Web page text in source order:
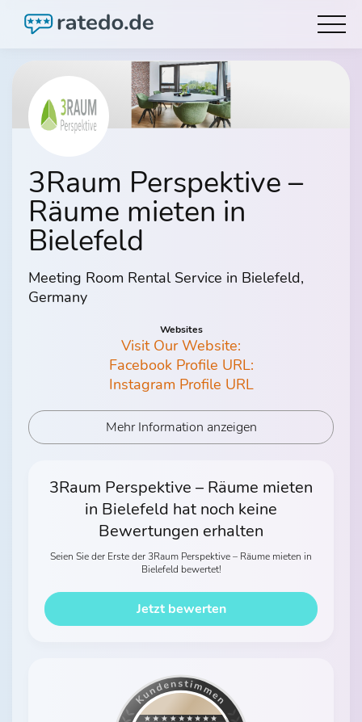
3Raum Perspektive –
Räume mieten in
Bielefeld
Meeting Room Rental Service in Bielefeld,
Germany
Websites
Visit Our Website:
Facebook Profile URL:
Instagram Profile URL
Mehr Information anzeigen
3Raum Perspektive – Räume mieten
in Bielefeld hat noch keine
Bewertungen erhalten
Seien Sie der Erste der 3Raum Perspektive – Räume mieten in
Bielefeld bewertet!
Jetzt bewerten